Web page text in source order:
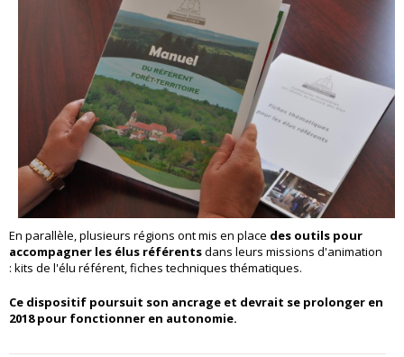
En parallèle, plusieurs régions ont mis en place des outils pour
accompagner les élus référentsdans leurs missions d'animation
: kits de l'élu référent, fiches techniques thématiques.
Ce dispositif poursuit son ancrage et devrait se prolonger en
2018 pour fonctionner en autonomie.